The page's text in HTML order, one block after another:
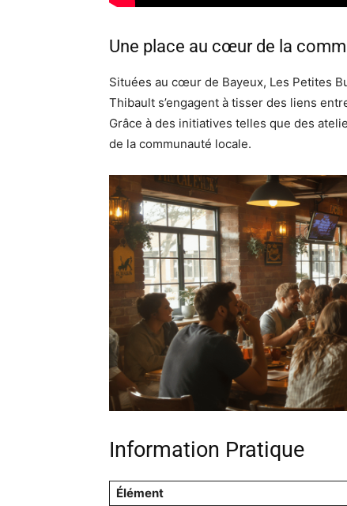
Une place au cœur de la
Situées au cœur de Bayeux, Les Petites
Thibault s’engagent à tisser des liens
Grâce à des initiatives telles que des
de la communauté locale.
Information Pratique
Élément